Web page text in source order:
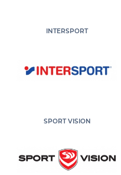
INTERSPORT
SPORT VISION